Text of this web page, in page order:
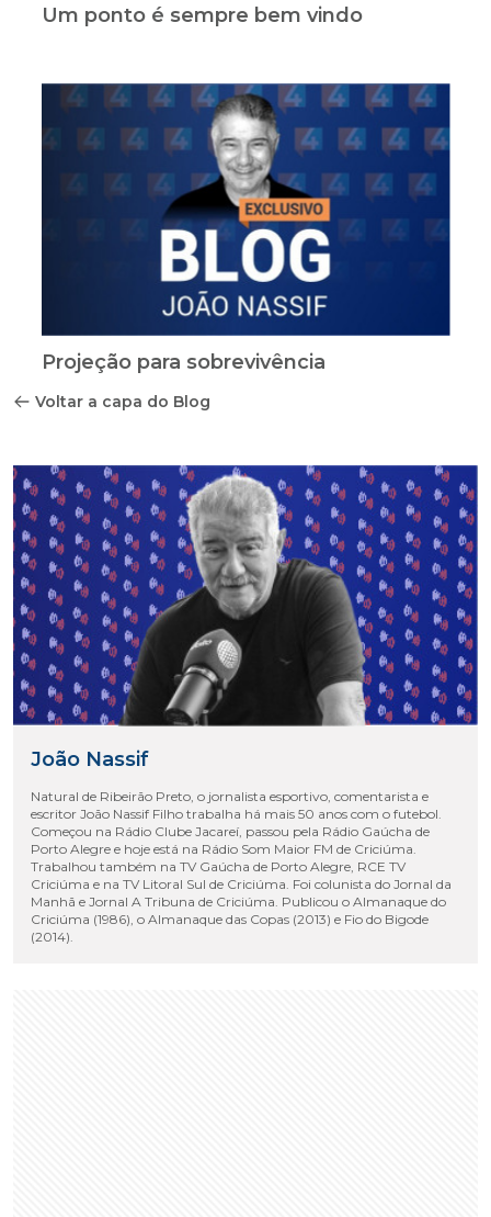
Um ponto é sempre bem vindo
Projeção para sobrevivência
Voltar a capa do Blog
João Nassif
Natural de Ribeirão Preto, o jornalista esportivo, comentarista e
escritor João Nassif Filho trabalha há mais 50 anos com o futebol.
Começou na Rádio Clube Jacareí, passou pela Rádio Gaúcha de
Porto Alegre e hoje está na Rádio Som Maior FM de Criciúma.
Trabalhou também na TV Gaúcha de Porto Alegre, RCE TV
Criciúma e na TV Litoral Sul de Criciúma. Foi colunista do Jornal da
Manhã e Jornal A Tribuna de Criciúma. Publicou o Almanaque do
Criciúma (1986), o Almanaque das Copas (2013) e Fio do Bigode
(2014).